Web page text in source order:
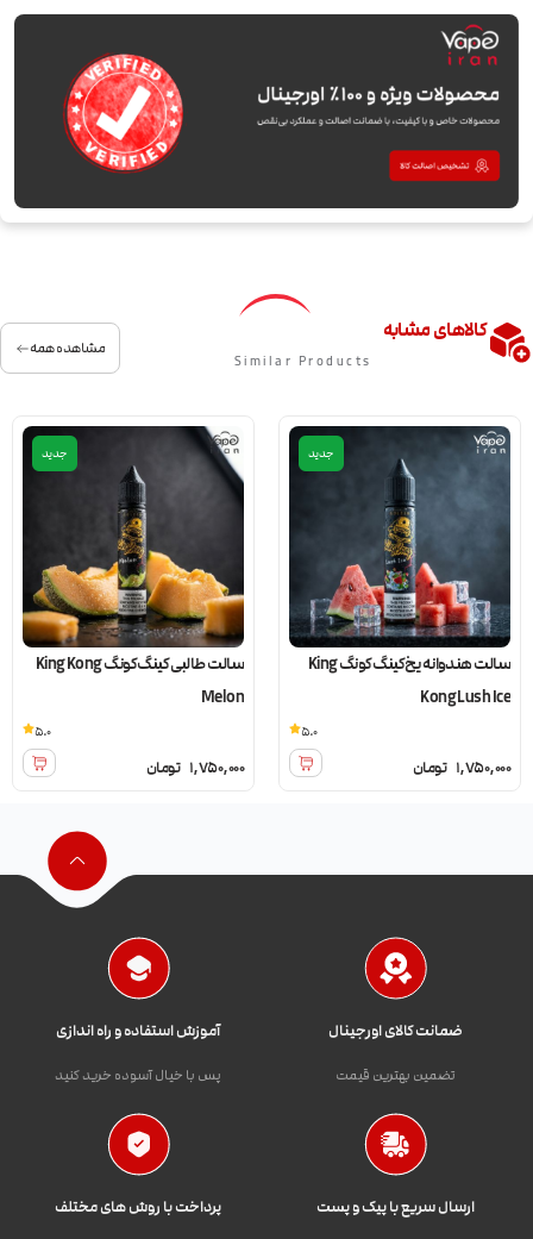
کالاهای مشابه
Similar Products
مشاهده همه
جدید
سالت هندوانه یخ کینگ کونگ King
Kong Lush Ice
1,750,000 تومان
5.0
جدید
سالت طالبی کینگ کونگ King Kong
Melon
1,750,000 تومان
5.0
ضمانت کالای اورجینال
تضمین بهترین قیمت
آموزش استفاده و راه اندازی
پس با خیال آسوده خرید کنید
ارسال سریع با پیک و پست پرداخت با روش های مختلف